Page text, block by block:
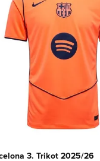
3. Trikot 2025/26